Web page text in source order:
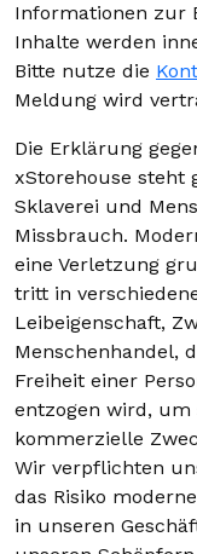
Informationen zur
Inhalte werden
Bitte nutze die
Meldung wird
Die Erklärung
xStorehouse steht
Sklaverei und
Missbrauch.
eine Verletzung
tritt in
Leibeigenschaft,
Menschenhandel,
Freiheit einer
entzogen wird,
kommerzielle
Wir verpflichten
das Risiko
in unseren